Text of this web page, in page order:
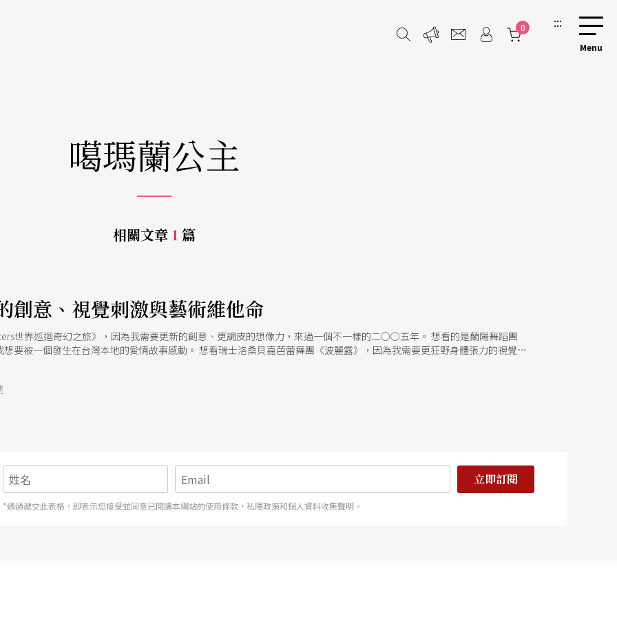
0 :::
噶瑪蘭公主
相關文章 1 篇
創意、視覺刺激與藝術維他命
世界巡迴奇幻之旅》，因為我需要更新的創意、更調皮的想像力，來過一個不一樣的二○○五年。 想看的是蘭陽舞蹈團
要被一個發生在台灣本地的愛情故事感動。 想看瑞士洛桑貝嘉芭蕾舞團《波麗露》，因為我需要更狂野身體張力的視覺刺
立即訂閱
*通過遞交此表格，即表示您接受並同意已閱讀本網站的使用條款，私隱政策和個人資料收集聲明。